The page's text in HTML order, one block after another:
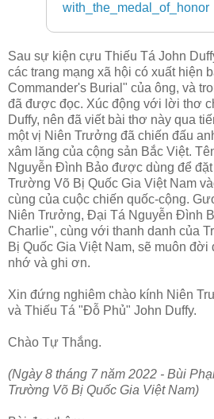
with_the_medal_of_honor
Sau sự kiện cựu Thiếu Tá John
các trang mạng xã hội có xuất hiện
Commander's Burial" của ông, và
đã được đọc. Xúc động với lời thơ
Duffy, nên đã viết bài thơ này qua
một vị Niên Trưởng đã chiến đấu
xâm lăng của cộng sản Bắc Việt.
Nguyễn Đình Bảo được dùng để
Trường Võ Bị Quốc Gia Việt Nam
cùng của cuộc chiến quốc-cộng.
Niên Trưởng, Đại Tá Nguyễn Đình
Charlie", cùng với thanh danh của
Bị Quốc Gia Việt Nam, sẽ muôn
nhớ và ghi ơn.
Xin đứng nghiêm chào kính Niên
và Thiếu Tá "Đỗ Phủ" John Duffy.
Chào Tự Thắng.
(Ngày 8 tháng 7 năm 2022 - Bùi
Trường Võ Bị Quốc Gia Việt Nam)